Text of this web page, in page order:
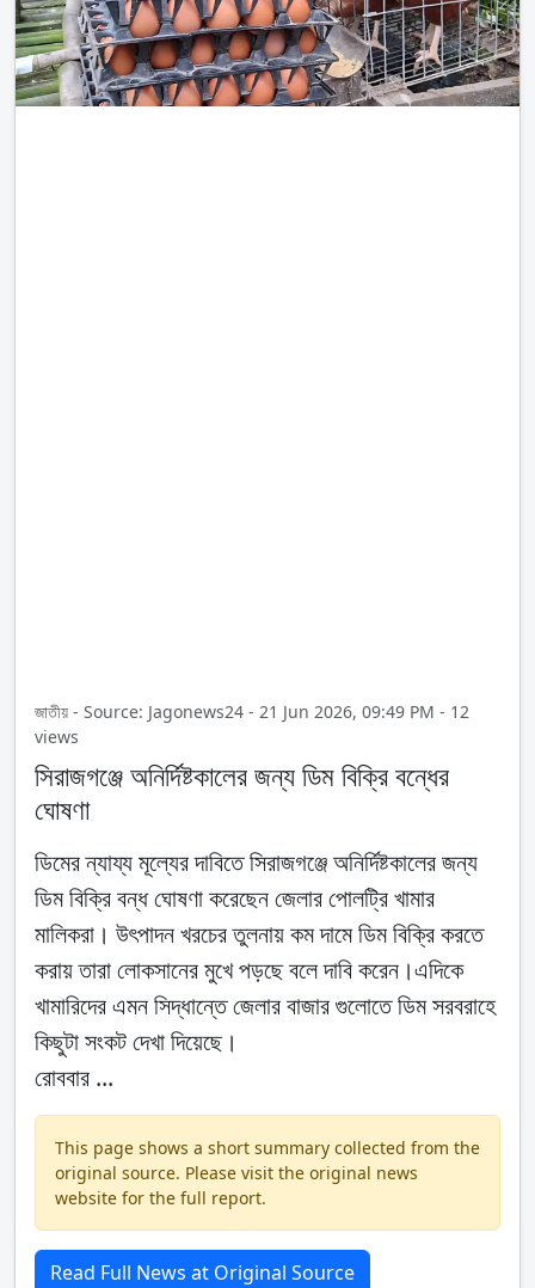
জাতীয় - Source: Jagonews24 - 21 Jun 2026, 09:49 PM - 12
views
সিরাজগঞ্জে অনির্দিষ্টকালের জন্য ডিম বিক্রি বন্ধের
ঘোষণা
ডিমের ন্যায্য মূল্যের দাবিতে সিরাজগঞ্জে অনির্দিষ্টকালের জন্য
ডিম বিক্রি বন্ধ ঘোষণা করেছেন জেলার পোলট্রি খামার
মালিকরা। উৎপাদন খরচের তুলনায় কম দামে ডিম বিক্রি করতে
করায় তারা লোকসানের মুখে পড়ছে বলে দাবি করেন।এদিকে
খামারিদের এমন সিদ্ধান্তে জেলার বাজার গুলোতে ডিম সরবরাহে
কিছুটা সংকট দেখা দিয়েছে।
রোববার ...
This page shows a short summary collected from the
original source. Please visit the original news
website for the full report.
Read Full News at Original Source